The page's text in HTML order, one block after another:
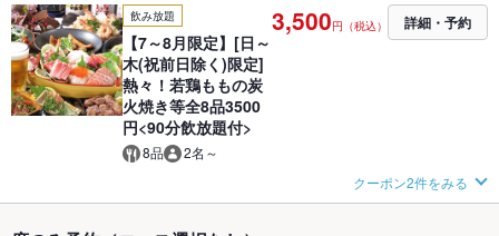
飲み放題
【7～8月限定】[日～
木(祝前日除く)限定]
熱々！若鶏ももの炭
火焼き等全8品3500
円<90分飲放題付>
8品 2名～
3,500円（税込） 詳細・予約
クーポン2件をみる